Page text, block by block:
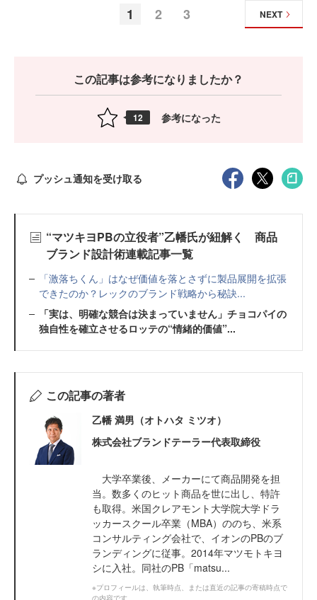
1 2 3 NEXT
この記事は参考になりましたか？
12 参考になった
プッシュ通知を受け取る
“マツキヨPBの立役者”乙幡氏が紐解く 商品
ブランド設計術連載記事一覧
「激落ちくん」はなぜ価値を落とさずに製品展開を拡張
できたのか？レックのブランド戦略から秘訣...
「実は、明確な競合は決まっていません」チョコパイの
独自性を確立させるロッテの“情緒的価値”...
この記事の著者
乙幡 満男（オトハタ ミツオ）
株式会社ブランドテーラー代表取締役
大学卒業後、メーカーにて商品開発を担
当。数多くのヒット商品を世に出し、特許
も取得。米国クレアモント大学院大学ドラ
ッカースクール卒業（MBA）ののち、米系
コンサルティング会社で、イオンのPBのブ
ランディングに従事。2014年マツモトキヨ
シに入社。同社のPB「matsu...
※プロフィールは、執筆時点、または直近の記事の寄稿時点で